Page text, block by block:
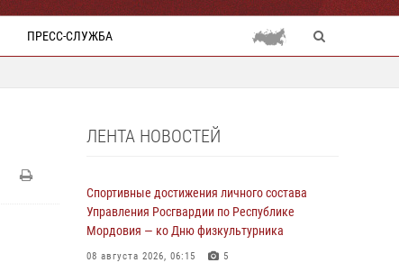
ПРЕСС-СЛУЖБА
ЛЕНТА НОВОСТЕЙ
Спортивные достижения личного состава
Управления Росгвардии по Республике
Мордовия — ко Дню физкультурника
08 августа 2026, 06:15 5